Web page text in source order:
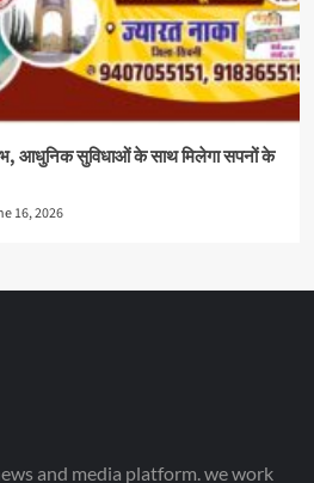
आधुनिक सुविधाओं के साथ मिलेगा सपनों के
16, 2026
and media platform. we work